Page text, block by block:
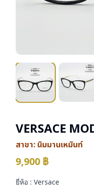
VERSACE
สาขา: นิมมานเหมินท์
9,900 ฿
ยี่ห้อ : Versace